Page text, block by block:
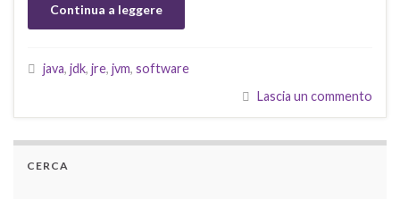
Continua a leggere
java, jdk, jre, jvm, software
Lascia un commento
CERCA